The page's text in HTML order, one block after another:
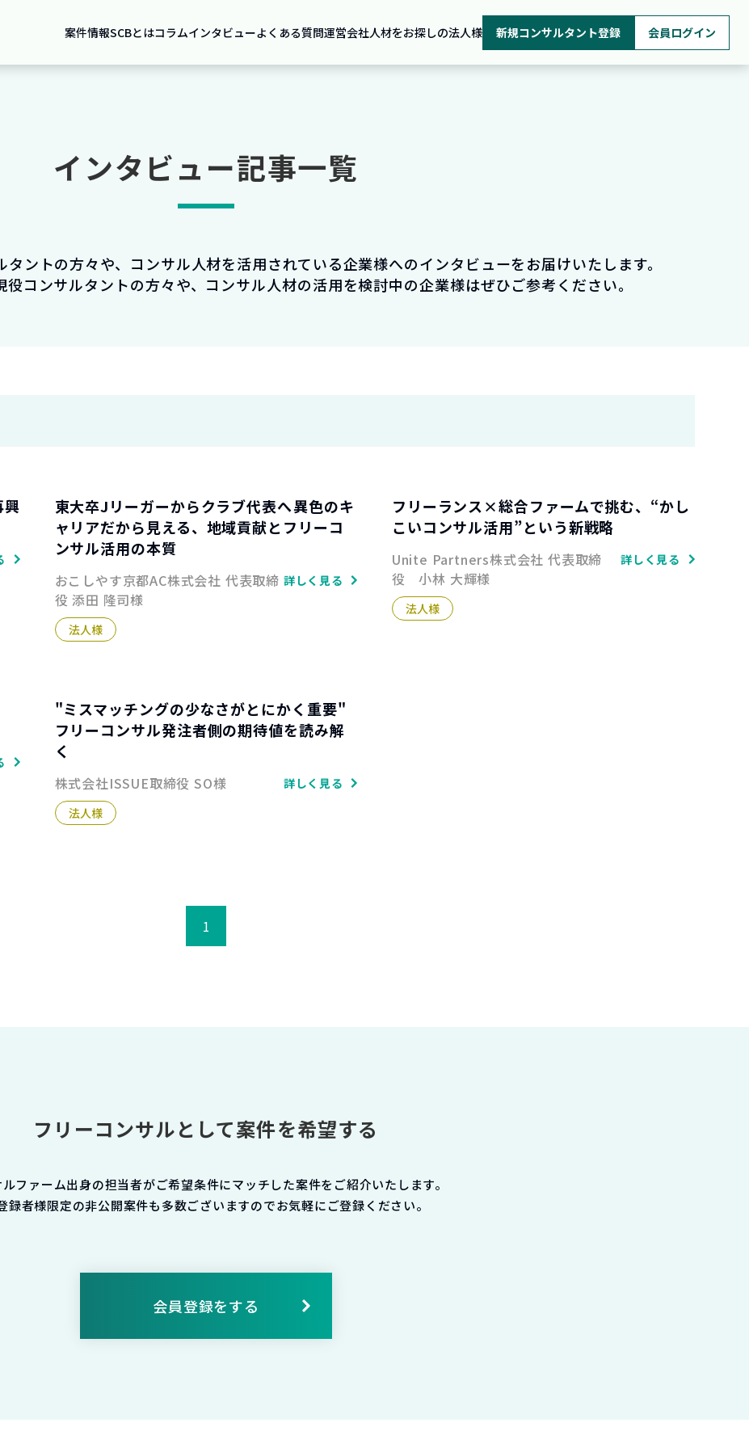
案件情報SCBとはコラムインタビューよくある質問運営会社人材をお探しの法人様 新規コンサルタント登録 会員ログイン
インタビュー記事一覧
ントの方々や、コンサル人材を活用されている企業様へのインタビューをお届けいたします。
コンサルタントの方々や、コンサル人材の活用を検討中の企業様はぜひご参考ください。
興
東大卒Jリーガーからクラブ代表へ――異色のキ
ャリアだから見える、地域貢献とフリーコ
ンサル活用の本質
おこしやす京都AC株式会社 代表取締
役 添田 隆司様
詳しく見る
法人様
フリーランス×総合ファームで挑む、“かし
こいコンサル活用”という新戦略
Unite Partners株式会社 代表取締
役 小林 大輝様
詳しく見る
法人様
"ミスマッチングの少なさがとにかく重要"
フリーコンサル発注者側の期待値を読み解
く
株式会社ISSUE取締役 SO様
詳しく見る
法人様
1
フリーコンサルとして案件を希望する
ファーム出身の担当者がご希望条件にマッチした案件をご紹介いたします。
録者様限定の非公開案件も多数ございますのでお気軽にご登録ください。
会員登録をする